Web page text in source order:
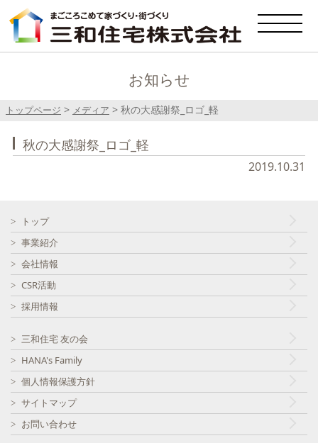
お知らせ
トップページ > メディア > 秋の大感謝祭_ロゴ_軽
秋の大感謝祭_ロゴ_軽
2019.10.31
トップ
事業紹介
会社情報
CSR活動
採用情報
三和住宅 友の会
HANA's Family
個人情報保護方針
サイトマップ
お問い合わせ